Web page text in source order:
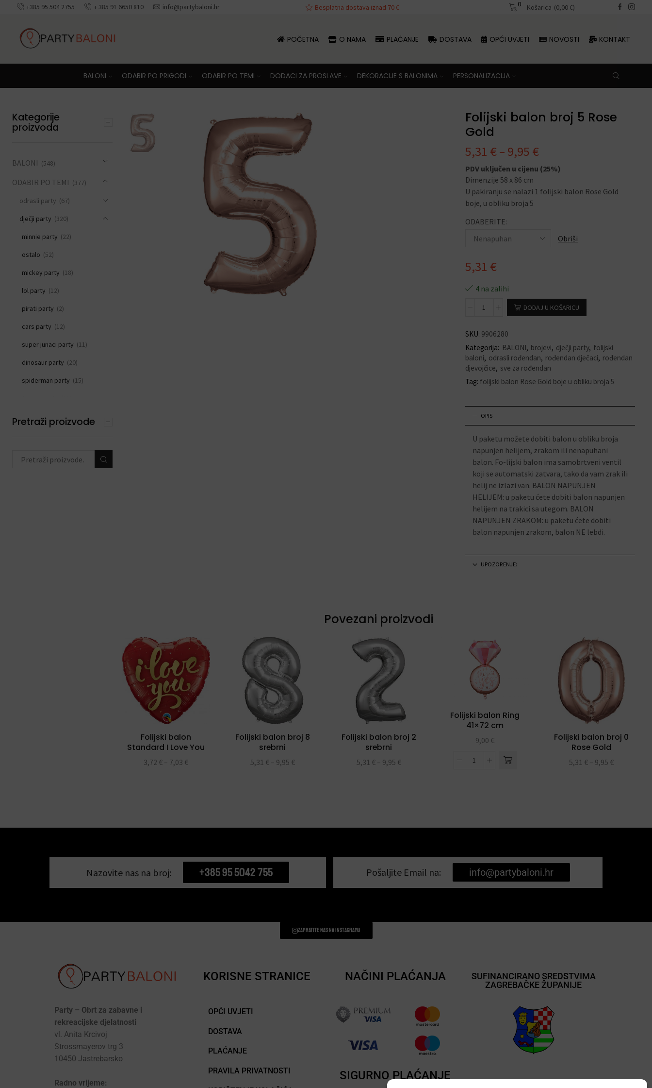
+385 95 504 2755 + 385 91 6650 810 info@partybaloni.hr Besplatna dostava iznad 70 € Besplatna dostava iznad 70 € Besplatna
0 Košarica (0,00€)
POČETNA O NAMA PLAĆANJE DOSTAVA OPĆI UVJETI NOVOSTI KONTAKT
BALONI ODABIR PO PRIGODI ODABIR PO TEMI DODACI ZA PROSLAVE DEKORACIJE S BALONIMA PERSONALIZACIJA
Folijski balon broj 5 Rose
Gold
5,31 €– 9,95 €
PDV uključen u cijenu (25%)
Dimenzije 58 x 86 cm
U pakiranju se nalazi 1 folijski balon Rose Gold
boje, u obliku broja 5
ODABERITE:
Obriši
5,31 €
4 na zalihi
DODAJ U KOŠARICU
SKU: 9906280
Kategorija: BALONI, brojevi, dječji party, folijski
baloni, odrasli rođendan, rođendan dječaci, rođendan
djevojčice, sve za rođendan
Tag: folijski balon Rose Gold boje u obliku broja 5
OPIS
U paketu možete dobiti balon u obliku broja
napunjen helijem, zrakom ili nenapuhani
balon. Fo-lijski balon ima samobrtveni ventil
koji se automatski zatvara, tako da vam zrak ili
helij ne izlazi van. BALON NAPUNJEN
HELIJEM: u paketu ćete dobiti balon napunjen
helijem na trakici sa utegom. BALON
NAPUNJEN ZRAKOM: u paketu ćete dobiti
balon napunjen zrakom, balon NE lebdi.
UPOZORENJE:
Povezani proizvodi
Folijski balon
Standard I Love You
Gold Script folijski
balon 18″
3,72 € – 7,03 €
Folijski balon broj 8
srebrni
5,31 € – 9,95 €
Folijski balon broj 2
srebrni
5,31 € – 9,95 €
Folijski balon Ring
41×72 cm
9,00 €
Folijski balon broj 0
Rose Gold
5,31 € – 9,95 €
Kategorije
proizvoda
BALONI (548)
ODABIR PO TEMI (377)
odrasli party (67)
dječji party (320)
minnie party (22)
ostalo (52)
mickey party (18)
lol party (12)
pirati party (2)
cars party (12)
super junaci party (11)
dinosaur party (20)
spiderman party (15)
svemirski party
Pretraži proizvode
Nazovite nas na broj: +385 95 5042 755 Pošaljite Email na: info@partybaloni.hr
Zapratite nas na instagramu
Party – Obrt za zabavne i
rekreacijske djelatnosti
vl. Anita Krcivoj
Strossmayerov trg 3
10450 Jastrebarsko
Radno vrijeme:
KORISNE STRANICE
OPĆI UVJETI
DOSTAVA
PLAĆANJE
PRAVILA PRIVATNOSTI
NAČINI PLAĆANJA
SIGURNO PLAĆANJE
SUFINANCIRANO SREDSTVIMA
ZAGREBAČKE ŽUPANIJE